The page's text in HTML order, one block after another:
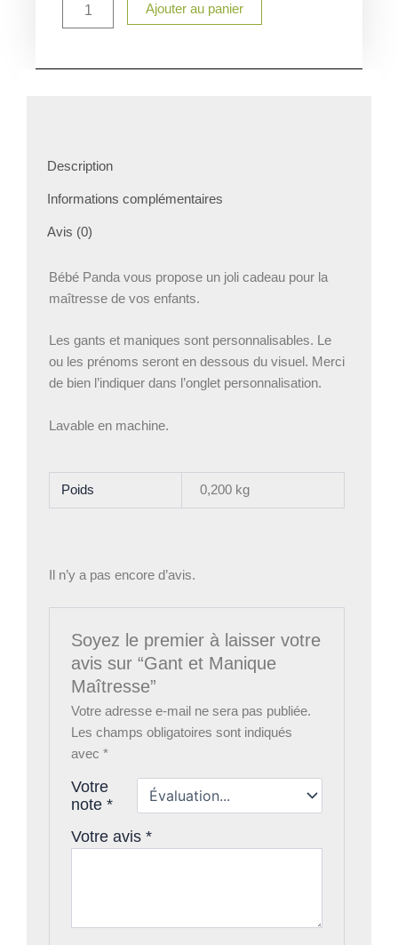
Manique
Ajouter au panier
Description
Informations complémentaires
Avis (0)
Bébé Panda vous propose un joli cadeau pour la
maîtresse de vos enfants.
Les gants et maniques sont personnalisables. Le
ou les prénoms seront en dessous du visuel. Merci
de bien l’indiquer dans l’onglet personnalisation.
Lavable en machine.
Poids 0,200 kg
Il n’y a pas encore d’avis.
Soyez le premier à laisser votre
avis sur “Gant et Manique
Maîtresse”
Votre adresse e-mail ne sera pas publiée.
Les champs obligatoires sont indiqués
avec*
Votre
note*
Votre avis*